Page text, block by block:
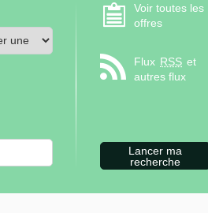
Voir toutes les
offres
Flux RSS et
autres flux